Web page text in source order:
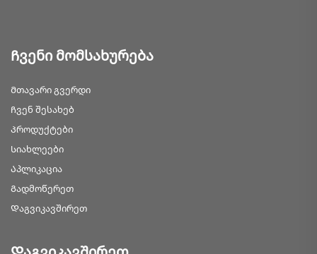
Ჩვენი მომსახურება
Მთავარი გვერდი
Ჩვენ შესახებ
Პროდუქტები
Სიახლეები
Აპლიკაცია
Გადმოწერეთ
Დაგვიკავშირეთ